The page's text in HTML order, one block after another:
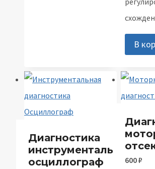
В
Диагностика
инструментальная
осциллограф
600₽